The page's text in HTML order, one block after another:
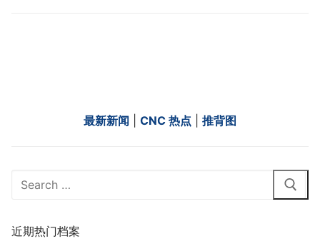
最新新闻 CNC 热点 推背图
Search
近期热门档案